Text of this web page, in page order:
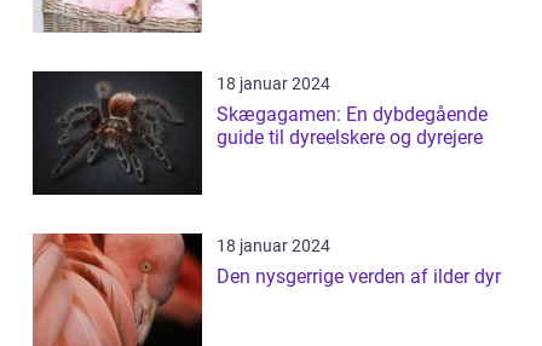
18 januar 2024
Skægagamen: En dybdegående
guide til dyreelskere og dyrejere
18 januar 2024
Den nysgerrige verden af ilder dyr